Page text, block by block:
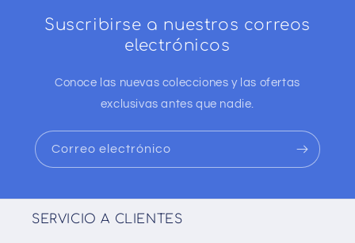
Suscribirse a nuestros correos
electrónicos
Conoce las nuevas colecciones y las ofertas
exclusivas antes que nadie.
Correo electrónico
SERVICIO A CLIENTES